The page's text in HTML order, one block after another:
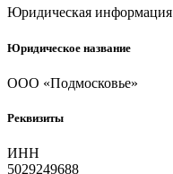
Юридическая информация
Юридическое название
ООО «Подмосковье»
Реквизиты
ИНН
5029249688